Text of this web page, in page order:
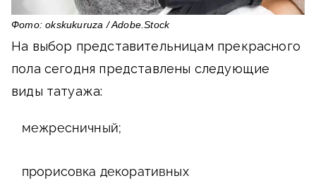
Фото: okskukuruza / Adobe.Stock
На выбор представительницам прекрасного
пола сегодня представлены следующие
виды татуажа:
межресничный;
прорисовка декоративных